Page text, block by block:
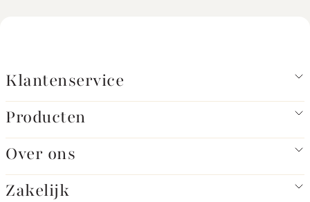
Klantenservice
Producten
Over ons
Zakelijk